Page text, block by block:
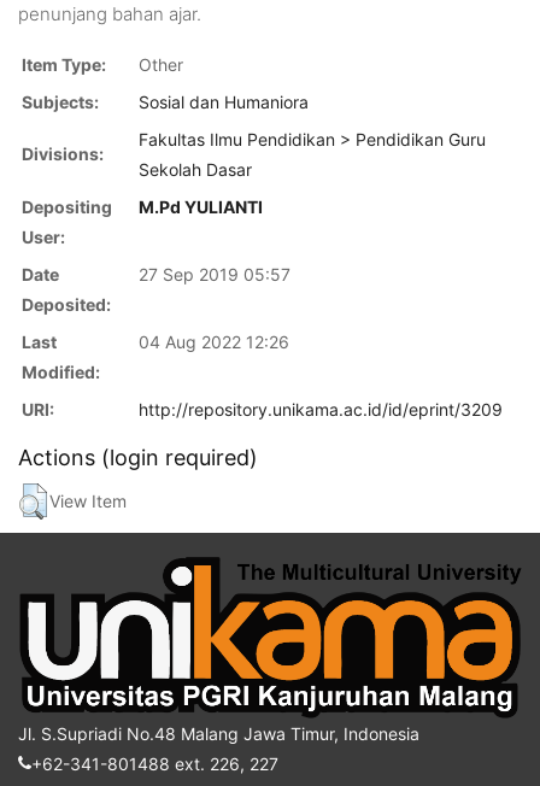
penunjang bahan ajar.
Item Type:
Other
Subjects:
Sosial dan Humaniora
Divisions:
Fakultas Ilmu Pendidikan > Pendidikan Guru
Sekolah Dasar
Depositing
User:
M.Pd YULIANTI
Date
Deposited:
27 Sep 2019 05:57
Last
Modified:
04 Aug 2022 12:26
URI: http://repository.unikama.ac.id/id/eprint/3209
Actions (login required)
View Item
Jl. S.Supriadi No.48 Malang Jawa Timur, Indonesia
+62-341-801488 ext. 226, 227